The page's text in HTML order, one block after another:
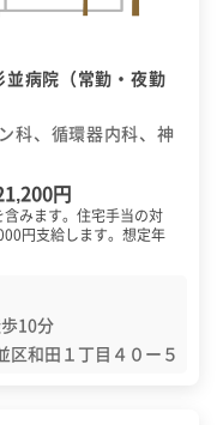
並病院（常勤・夜勤
科、循環器内科、神
円
含みます。住宅手当の対
円支給します。想定年
10分
区和田１丁目４０ー５